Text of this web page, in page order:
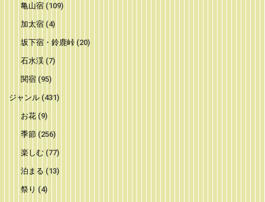
亀山宿(109)
加太宿(4)
坂下宿・鈴鹿峠(20)
石水渓(7)
関宿(95)
ジャンル (431)
お花(9)
季節 (256)
楽しむ (77)
泊まる (13)
祭り (4)